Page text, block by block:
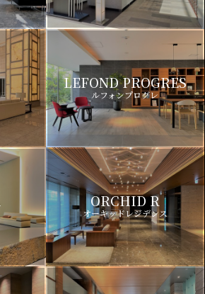
LEFOND PROGRES
ルフォンプログレ
ORCHID R
オーキッドレジデンス